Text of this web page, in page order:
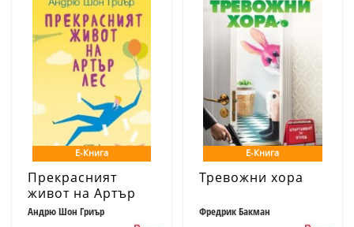
Е-Книга
Прекрасният
живот на Артър
Лес
Андрю Шон Гриър
Е-Книга
Тревожни хора
Фредрик Бакман